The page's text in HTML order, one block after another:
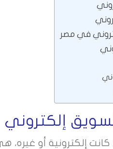
في مصر
إلكتروني
إلكترونية أو